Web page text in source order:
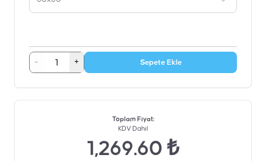
- + Sepete Ekle
Toplam Fiyat:
KDV Dahil
1,269.60 ₺